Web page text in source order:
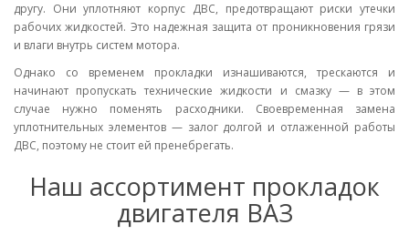
другу. Они уплотняют корпус ДВС, предотвращают риски утечки
рабочих жидкостей. Это надежная защита от проникновения грязи
и влаги внутрь систем мотора.
Однако со временем прокладки изнашиваются, трескаются и
начинают пропускать технические жидкости и смазку — в этом
случае нужно поменять расходники. Своевременная замена
уплотнительных элементов — залог долгой и отлаженной работы
ДВС, поэтому не стоит ей пренебрегать.
Наш ассортимент прокладок
двигателя ВАЗ